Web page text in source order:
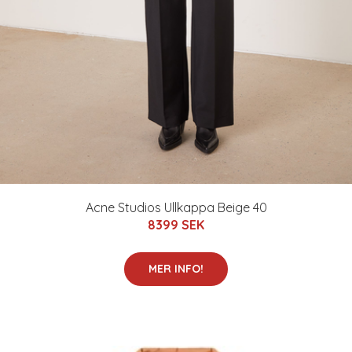
Acne Studios Ullkappa Beige 40
8399 SEK
MER INFO!